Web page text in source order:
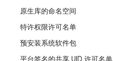
原生库的命名空间
特许权限许可名单
预安装系统软件包
平台签名的共享 UID 许可名单